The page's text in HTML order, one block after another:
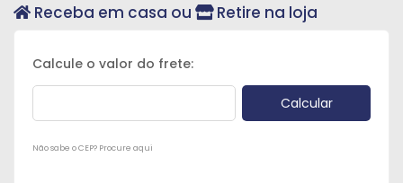
Receba em casa ou Retire na loja
Não sabe o CEP? Procure aqui